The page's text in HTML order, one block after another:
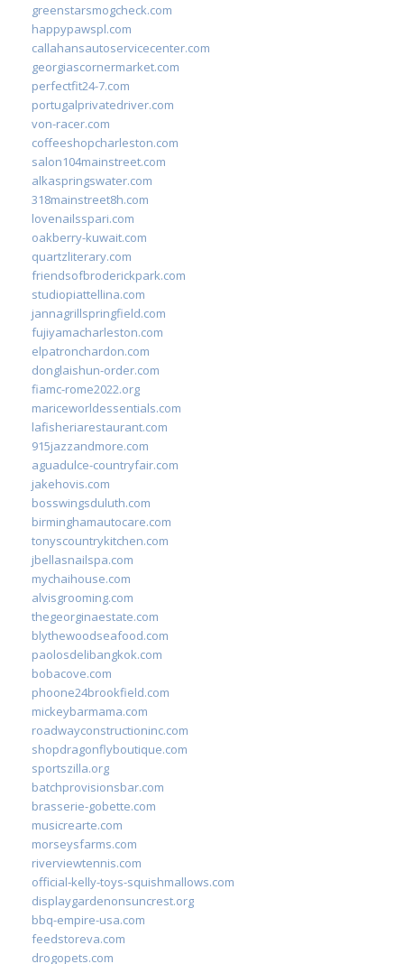
greenstarsmogcheck.com
happypawspl.com
callahansautoservicecenter.com
georgiascornermarket.com
perfectfit24-7.com
portugalprivatedriver.com
von-racer.com
coffeeshopcharleston.com
salon104mainstreet.com
alkaspringswater.com
318mainstreet8h.com
lovenailsspari.com
oakberry-kuwait.com
quartzliterary.com
friendsofbroderickpark.com
studiopiattellina.com
jannagrillspringfield.com
fujiyamacharleston.com
elpatronchardon.com
donglaishun-order.com
fiamc-rome2022.org
mariceworldessentials.com
lafisheriarestaurant.com
915jazzandmore.com
aguadulce-countryfair.com
jakehovis.com
bosswingsduluth.com
birminghamautocare.com
tonyscountrykitchen.com
jbellasnailspa.com
mychaihouse.com
alvisgrooming.com
thegeorginaestate.com
blythewoodseafood.com
paolosdelibangkok.com
bobacove.com
phoone24brookfield.com
mickeybarmama.com
roadwayconstructioninc.com
shopdragonflyboutique.com
sportszilla.org
batchprovisionsbar.com
brasserie-gobette.com
musicrearte.com
morseysfarms.com
riverviewtennis.com
official-kelly-toys-squishmallows.com
displaygardenonsuncrest.org
bbq-empire-usa.com
feedstoreva.com
drogopets.com